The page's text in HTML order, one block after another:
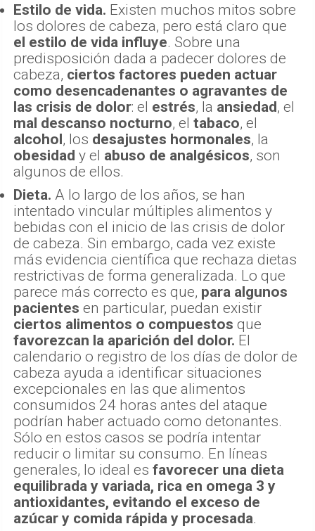
Estilo de vida. Existen muchos mitos sobre
los dolores de cabeza, pero está claro que
el estilo de vida influye. Sobre una
predisposición dada a padecer dolores de
cabeza, ciertos factores pueden actuar
como desencadenantes o agravantes de
las crisis de dolor: el estrés, la ansiedad, el
mal descanso nocturno, el tabaco, el
alcohol, los desajustes hormonales, la
obesidad y el abuso de analgésicos, son
algunos de ellos.
Dieta. A lo largo de los años, se han
intentado vincular múltiples alimentos y
bebidas con el inicio de las crisis de dolor
de cabeza. Sin embargo, cada vez existe
más evidencia científica que rechaza dietas
restrictivas de forma generalizada. Lo que
parece más correcto es que, para algunos
pacientes en particular, puedan existir
ciertos alimentos o compuestos que
favorezcan la aparición del dolor. El
calendario o registro de los días de dolor de
cabeza ayuda a identificar situaciones
excepcionales en las que alimentos
consumidos 24 horas antes del ataque
podrían haber actuado como detonantes.
Sólo en estos casos se podría intentar
reducir o limitar su consumo. En líneas
generales, lo ideal es favorecer una dieta
equilibrada y variada, rica en omega 3 y
antioxidantes, evitando el exceso de
azúcar y comida rápida y procesada.